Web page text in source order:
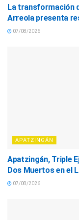
La transformación
Arreola presenta
07/08/2026
APATZINGÁN
Apatzingán, Triple
Dos Muertos en el
07/08/2026